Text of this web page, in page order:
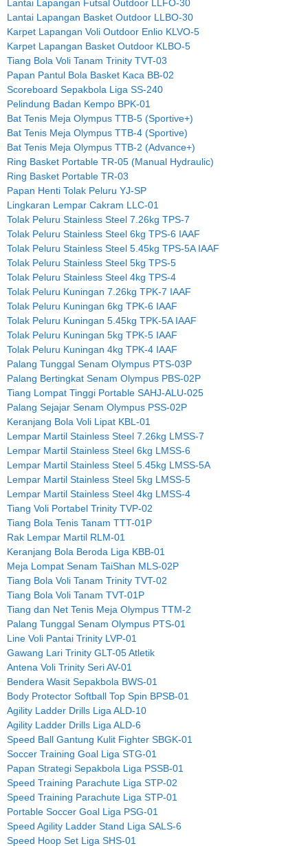
Lantai Lapangan Futsal Outdoor LLFO-30
Lantai Lapangan Basket Outdoor LLBO-30
Karpet Lapangan Voli Outdoor Enlio KLVO-5
Karpet Lapangan Basket Outdoor KLBO-5
Tiang Bola Voli Tanam Trinity TVT-03
Papan Pantul Bola Basket Kaca BB-02
Scoreboard Sepakbola Liga SS-240
Pelindung Badan Kempo BPK-01
Bat Tenis Meja Olympus TTB-5 (Sportive+)
Bat Tenis Meja Olympus TTB-4 (Sportive)
Bat Tenis Meja Olympus TTB-2 (Advance+)
Ring Basket Portable TR-05 (Manual Hydraulic)
Ring Basket Portable TR-03
Papan Henti Tolak Peluru YJ-SP
Lingkaran Lempar Cakram LLC-01
Tolak Peluru Stainless Steel 7.26kg TPS-7
Tolak Peluru Stainless Steel 6kg TPS-6 IAAF
Tolak Peluru Stainless Steel 5.45kg TPS-5A IAAF
Tolak Peluru Stainless Steel 5kg TPS-5
Tolak Peluru Stainless Steel 4kg TPS-4
Tolak Peluru Kuningan 7.26kg TPK-7 IAAF
Tolak Peluru Kuningan 6kg TPK-6 IAAF
Tolak Peluru Kuningan 5.45kg TPK-5A IAAF
Tolak Peluru Kuningan 5kg TPK-5 IAAF
Tolak Peluru Kuningan 4kg TPK-4 IAAF
Palang Tunggal Senam Olympus PTS-03P
Palang Bertingkat Senam Olympus PBS-02P
Tiang Lompat Tinggi Portable SAHJ-ALU-025
Palang Sejajar Senam Olympus PSS-02P
Keranjang Bola Voli Lipat KBL-01
Lempar Martil Stainless Steel 7.26kg LMSS-7
Lempar Martil Stainless Steel 6kg LMSS-6
Lempar Martil Stainless Steel 5.45kg LMSS-5A
Lempar Martil Stainless Steel 5kg LMSS-5
Lempar Martil Stainless Steel 4kg LMSS-4
Tiang Voli Portabel Trinity TVP-02
Tiang Bola Tenis Tanam TTT-01P
Rak Lempar Martil RLM-01
Keranjang Bola Beroda Liga KBB-01
Meja Lompat Senam TaiShan MLS-02P
Tiang Bola Voli Tanam Trinity TVT-02
Tiang Bola Voli Tanam TVT-01P
Tiang dan Net Tenis Meja Olympus TTM-2
Palang Tunggal Senam Olympus PTS-01
Line Voli Pantai Trinity LVP-01
Gawang Lari Trinity GLT-05 Atletik
Antena Voli Trinity Seri AV-01
Bendera Wasit Sepakbola BWS-01
Body Protector Softball Top Spin BPSB-01
Agility Ladder Drills Liga ALD-10
Agility Ladder Drills Liga ALD-6
Speed Ball Gantung Kulit Fighter SBGK-01
Soccer Training Goal Liga STG-01
Papan Strategi Sepakbola Liga PSSB-01
Speed Training Parachute Liga STP-02
Speed Training Parachute Liga STP-01
Portable Soccer Goal Liga PSG-01
Speed Agility Ladder Stand Liga SALS-6
Speed Hoop Set Liga SHS-01